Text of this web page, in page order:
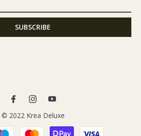
Ins
You
© 2022 Krea Deluxe